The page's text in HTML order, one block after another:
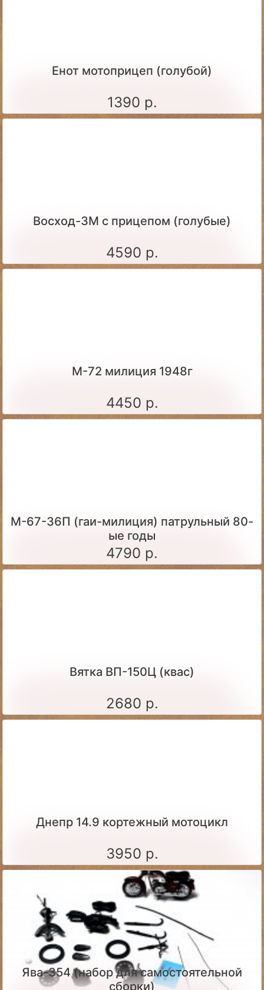
Енот мотоприцеп (голубой)
1390 р.
Восход-3М с прицепом (голубые)
4590 р.
М-72 милиция 1948г
4450 р.
М-67-36П (гаи-милиция) патрульный 80-
ые годы
4790 р.
Вятка ВП-150Ц (квас)
2680 р.
Днепр 14.9 кортежный мотоцикл
3950 р.
Ява-354 (набор для самостоятельной
сборки)